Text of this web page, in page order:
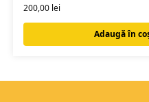
200,00 lei
Adaugă în